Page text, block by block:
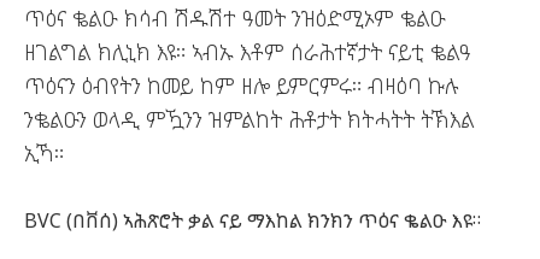
ጥዕና ቈልዑ ክሳብ ሽዱሽተ ዓመት ንዝዕድሚኦም ቈልዑ
ዘገልግል ክሊኒክ እዩ። ኣብኡ እቶም ሰራሕተኛታት ናይቲ ቈልዓ
ጥዕናን ዕብየትን ከመይ ከም ዘሎ ይምርምሩ። ብዛዕባ ኩሉ
ንቈልዑን ወላዲ ምዃንን ዝምልከት ሕቶታት ክትሓትት ትኽእል
ኢኻ።
BVC (በቨሰ) ኣሕጽሮት ቃል ናይ ማእከል ክንክን ጥዕና ቈልዑ እዩ።